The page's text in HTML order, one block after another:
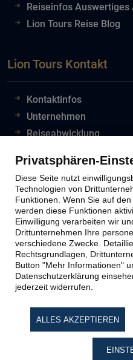
Reiseinfos Auswertiges
Lion Tours Reise Blog
Lion Tours Kontakt
Kontaktinfos
Unternehmen
Reiseabwicklung
Impressum
Datenschutz
Widerruf
Privatsphären-
Diese Seite nutzt
Technologien von
Funktionen. Wenn Sie auf
werden diese Funktionen
Einwilligung verarbeiten wir
Drittunternehmen Ihre
verschiedene Zwecke.
Rechtsgrundlagen,
Button "Mehr Informationen"
Datenschutzerklärung
jederzeit widerrufen.
ALLES AKZEPTIEREN